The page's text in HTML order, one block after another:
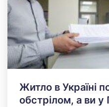
Житло в Україні
обстрілом, а ви у